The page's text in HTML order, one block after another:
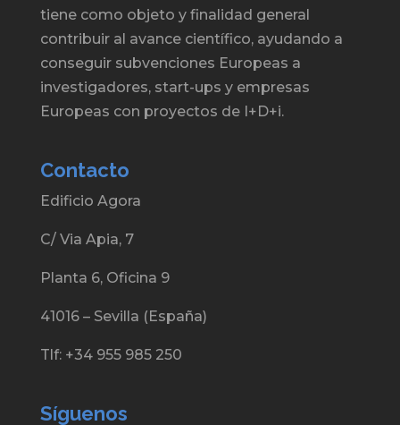
tiene como objeto y finalidad general
contribuir al avance científico, ayudando a
conseguir subvenciones Europeas a
investigadores, start-ups y empresas
Europeas con proyectos de I+D+i.
Contacto
Edificio Agora
C/ Via Apia, 7
Planta 6, Oficina 9
41016 – Sevilla (España)
Tlf: +34 955 985 250
Síguenos